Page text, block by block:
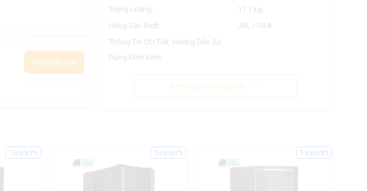
Viết câu hỏi
Trọng Lượng:
17.1 kg
Hãng Sản Xuất:
JBL / USA
Thông Tin Chi Tiết, Hướng Dẫn Sử
Dụng Đính Kèm:
Xem cấu hình chi tiết
Trả góp 0% Trả góp 0% Trả góp 0%